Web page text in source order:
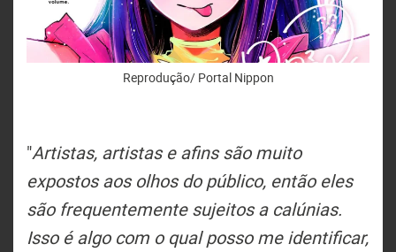
Reprodução/ Portal Nippon
"Artistas, artistas e afins são muito
expostos aos olhos do público, então eles
são frequentemente sujeitos a calúnias.
Isso é algo com o qual posso me identificar,